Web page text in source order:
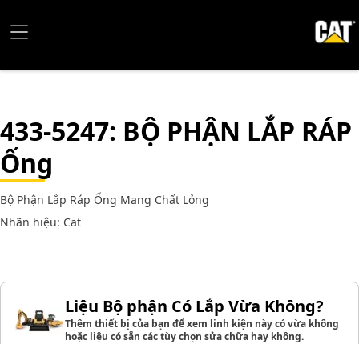
433-5247: BỘ PHẬN LẮP RÁP
Ống
Bộ Phận Lắp Ráp Ống Mang Chất Lỏng
Nhãn hiệu: Cat
Liệu Bộ phận Có Lắp Vừa Không?
Thêm thiết bị của bạn để xem linh kiện này có vừa không
hoặc liệu có sẵn các tùy chọn sửa chữa hay không.